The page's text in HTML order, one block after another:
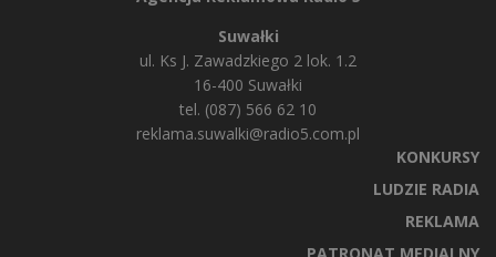
Suwałki
ul. Ks J. Zawadzkiego 2 lok. 1.2
16-400 Suwałki
tel. (087) 566 62 10
reklama.suwalki@radio5.com.pl
KONKURSY
LUDZIE RADIA
REKLAMA